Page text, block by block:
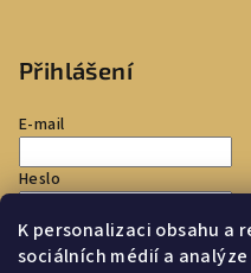
K personalizaci obsahu a
sociálních médií a
Přihlášení
E-mail
Heslo
Přihlásit se